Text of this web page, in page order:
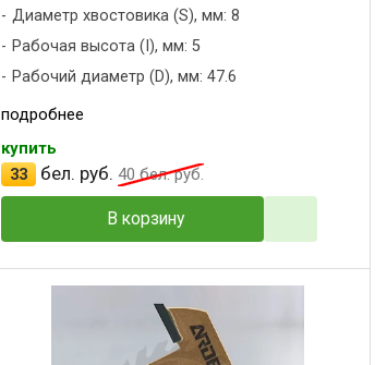
Диаметр хвостовика (S), мм: 8
Рабочая высота (I), мм: 5
Рабочий диаметр (D), мм: 47.6
подробнее
купить
33
бел. руб. 40 бел. руб.
В корзину